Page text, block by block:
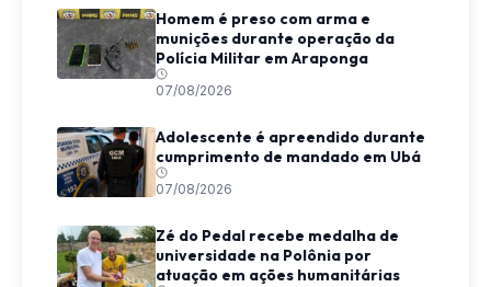
Homem é preso com arma e
munições durante operação da
Polícia Militar em Araponga
07/08/2026
Adolescente é apreendido durante
cumprimento de mandado em Ubá
07/08/2026
Zé do Pedal recebe medalha de
universidade na Polônia por
atuação em ações humanitárias